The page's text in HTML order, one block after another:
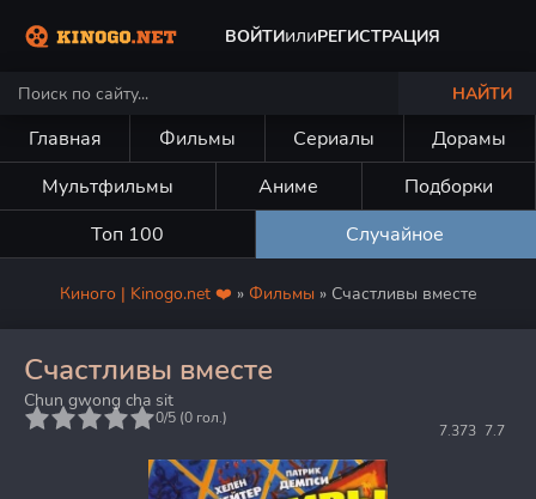
ВОЙТИилиРЕГИСТРАЦИЯ
НАЙТИ
Главная Фильмы Сериалы
Дорамы
Мультфильмы
Аниме
Подборки
Топ 100
Случайное
Киного | Kinogo.net ❤️ » Фильмы » Счастливы вместе
Счастливы вместе
Chun gwong cha sit
7.373 7.7
0/5 (0 гол.)